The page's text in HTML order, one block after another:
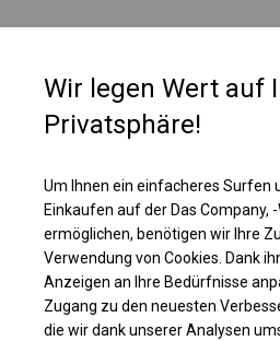
Die einzelne Wand ist mit einem großen,
ausgestattet. Ein solches Fenster erhellt
Produkte oder Waren von außen gut
Einzelheiten
Plane
Wir legen Wert auf
Privatsphäre!
Um Ihnen ein einfacheres Surfen
Einkaufen auf der Das Company,
ermöglichen, benötigen wir Ihre
Verwendung von Cookies. Dank
Anzeigen an Ihre Bedürfnisse
Zugang zu den neuesten
die wir dank unserer Analysen